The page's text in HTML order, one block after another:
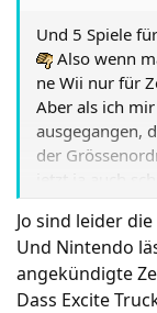
Und 5 Spiele
Also wenn
ne Wii nur für
Aber als ich
ausgegangen,
der
jetzt ja auch
auch nocht
davon in der
jeden Monat
Xbox360...
Jo sind leider
Und Nintendo
angekündigte
Dass Excite